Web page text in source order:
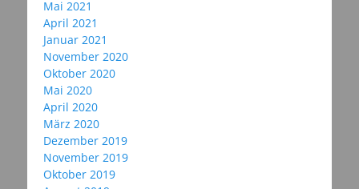
Mai 2021
April 2021
Januar 2021
November 2020
Oktober 2020
Mai 2020
April 2020
März 2020
Dezember 2019
November 2019
Oktober 2019